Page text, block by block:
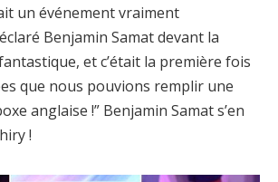
un événement vraiment
Benjamin Samat devant la
fantastique, et c’était la première fois
que nous pouvions remplir une
anglaise !” Benjamin Samat s’en
!